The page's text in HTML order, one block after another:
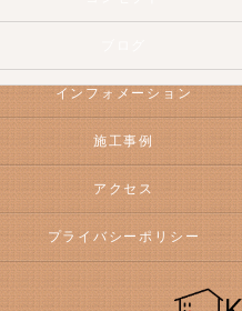
インフォメーション
施工事例
アクセス
プライバシーポリシー